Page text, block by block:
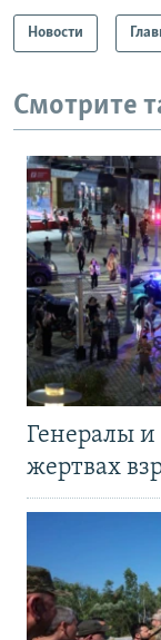
Новости
Смотрите
Генералы и
жертвах